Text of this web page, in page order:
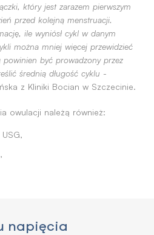
który jest zarazem pierwszym
przed kolejną menstruacji.
ile wyniósł cykl w danym
można mniej więcej przewidzieć
być prowadzony przez
średnią długość cyklu -
z Kliniki Bocian w Szczecinie.
owulacji należą również:
napięcia